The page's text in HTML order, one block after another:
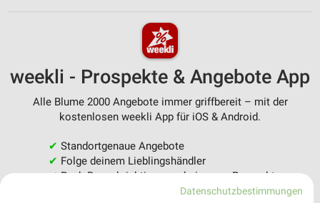
weekli - Prospekte & Angebote App
Alle Blume 2000 Angebote immer griffbereit – mit der
kostenlosen weekli App für iOS & Android.
✔ Standortgenaue Angebote
✔ Folge deinem Lieblingshändler
✔Push-Benachrichtigungen bei neuen Prospekten
Einkaufsliste - Einkauf stressfrei planen
Datenschutzbestimmungen